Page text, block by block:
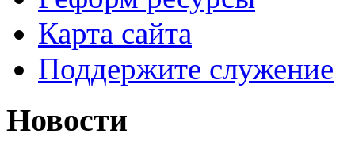
Карта сайта
Поддержите служение
Новости